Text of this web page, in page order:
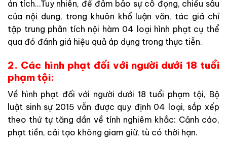
án tích…Tuy nhiên, để đảm bảo sự cô đọng, chiều sâu
của nội dung, trong khuôn khổ luận văn, tác giả chỉ
tập trung phân tích nội hàm 04 loại hình phạt cụ thể
qua đó đánh giá hiệu quả áp dụng trong thực tiễn.
2. Các hình phạt đối với người dưới 18 tuổi
phạm tội:
Về hình phạt đối với người dưới 18 tuổi phạm tội, Bộ
luật sinh sự 2015 vẫn được quy định 04 loại, sắp xếp
theo thứ tự tăng dần về tính nghiêm khắc: Cảnh cáo,
phạt tiền, cải tạo không giam giữ, tù có thời hạn.